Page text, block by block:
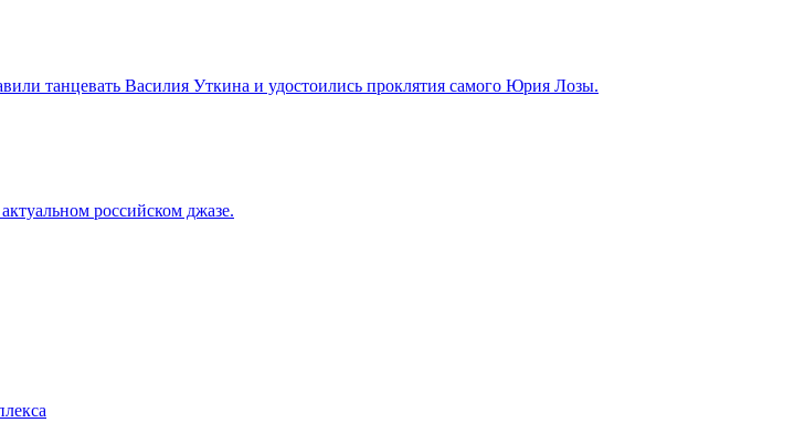
танцевать Василия Уткина и удостоились проклятия самого Юрия Лозы.
российском джазе.